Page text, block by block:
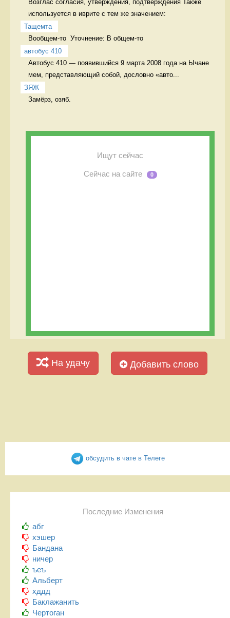
Возглас согласия, утверждения, подтверждения Также
используется в иврите с тем же значением:
Тащемта
Вообщем-то  Уточнение: В общем-то
автобус 410
Автобус 410 — появившийся 9 марта 2008 года на Ычане
мем, представляющий собой, дословно «авто...
ЗЯЖ
Замёрз, озяб.
Ищут сейчас
Сейчас на сайте 0
На удачу Добавить слово
обсудить в чате в Телеге
Последние Изменения
абг
хэшер
Бандана
ничер
ъеъ
Альберт
хддд
Баклажанить
Чертоган